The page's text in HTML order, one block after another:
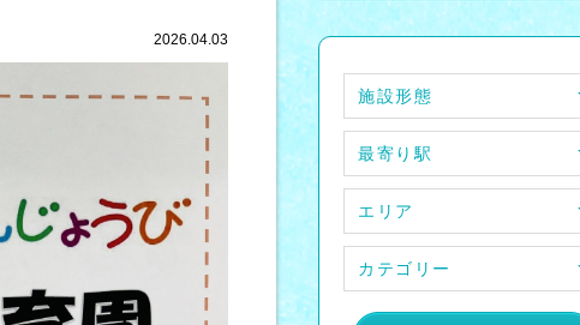
2026.04.03
施設形態
最寄り駅
エリア
カテゴリー